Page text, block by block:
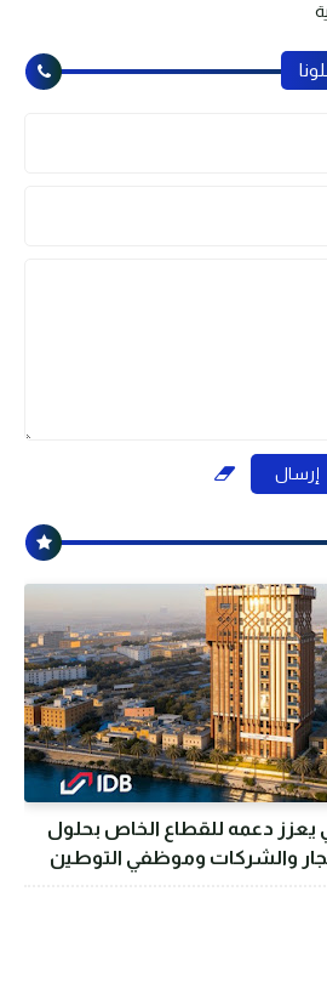
يعزز دعمه للقطاع الخاص بحلول
والشركات وموظفي التوطين